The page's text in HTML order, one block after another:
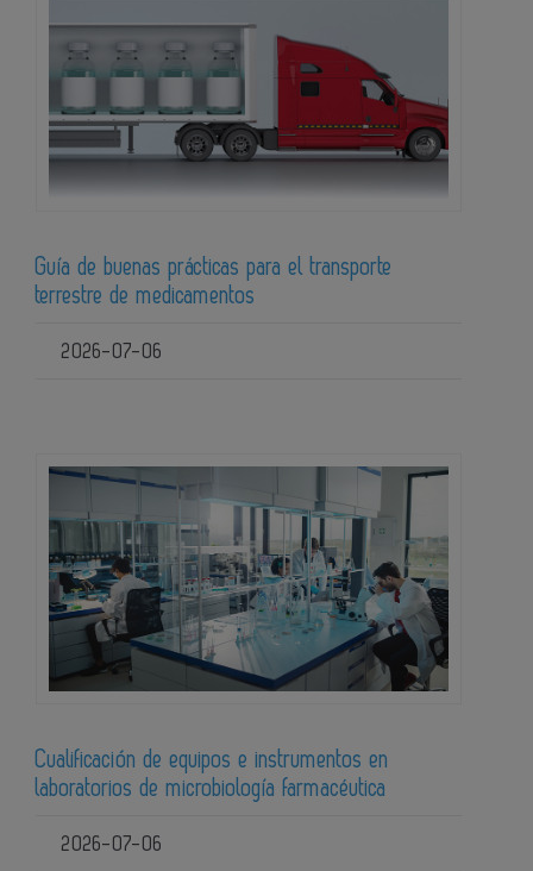
Guía de buenas prácticas para el transporte
terrestre de medicamentos
2026-07-06
Cualificación de equipos e instrumentos en
laboratorios de microbiología farmacéutica
2026-07-06